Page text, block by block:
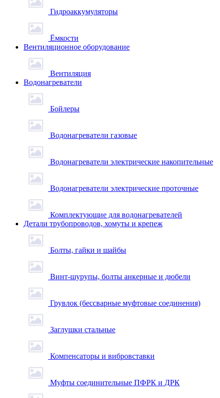
Гидроаккумуляторы
Ёмкости
Вентиляционное оборудование
Вентиляция
Водонагреватели
Бойлеры
Водонагреватели газовые
Водонагреватели электрические накопительные
Водонагреватели электрические проточные
Комплектующие для водонагревателей
Детали трубопроводов, хомуты и крепеж
Болты, гайки и шайбы
Винт-шурупы, болты анкерные и дюбели
Грувлок (бессварные муфтовые соединения)
Заглушки стальные
Компенсаторы и вибровставки
Муфты соединительные ПФРК и ДРК